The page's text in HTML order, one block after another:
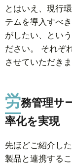
とはいえ、現行
テムを導入すべ
がしたい、とい
ださい。 それぞ
させていただきま
労務管理サ
率化を実現
先ほどご紹介し
製品と連携する